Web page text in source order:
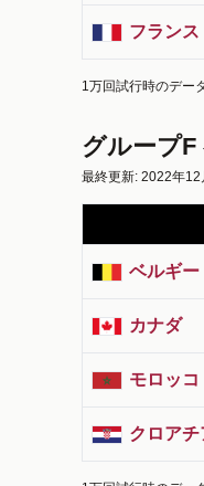
フランス
1万回試行時のデー
グループ
最終更新: 2022年
ベルギー
カナダ
モロッコ
クロアチ